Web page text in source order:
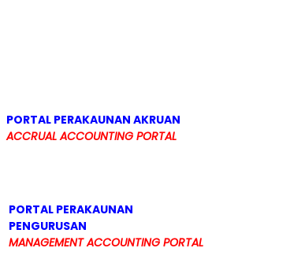
PORTAL PERAKAUNAN AKRUAN
ACCRUAL ACCOUNTING PORTAL
PORTAL PERAKAUNAN
PENGURUSAN
MANAGEMENT ACCOUNTING PORTAL